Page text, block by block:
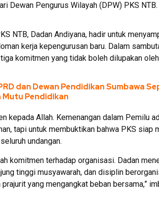
Dewan Pengurus Wilayah (DPW) PKS NTB.
NTB, Dadan Andiyana, hadir untuk
kerja kepengurusan baru. Dalam
komitmen yang tidak boleh dilupakan
dan Dewan Pendidikan Sumbawa
Pendidikan
kepada Allah. Kemenangan dalam Pemilu
tapi untuk membuktikan bahwa PKS siap
undangan.
komitmen terhadap organisasi. Dadan
tinggi musyawarah, dan disiplin
yang mengangkat beban bersama,”